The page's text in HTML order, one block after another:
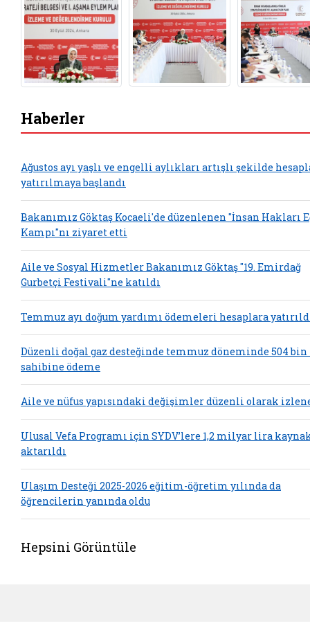
Haberler
Ağustos ayı yaşlı ve engelli aylıkları artışlı şekilde
yatırılmaya başlandı
Bakanımız Göktaş Kocaeli'de düzenlenen "İnsan Hakları
Kampı"nı ziyaret etti
Aile ve Sosyal Hizmetler Bakanımız Göktaş "19. Emirdağ
Gurbetçi Festivali"ne katıldı
Temmuz ayı doğum yardımı ödemeleri hesaplara
Düzenli doğal gaz desteğinde temmuz döneminde 504
sahibine ödeme
Aile ve nüfus yapısındaki değişimler düzenli olarak
Ulusal Vefa Programı için SYDV’lere 1,2 milyar lira
aktarıldı
Ulaşım Desteği 2025-2026 eğitim-öğretim yılında da
öğrencilerin yanında oldu
Hepsini Görüntüle